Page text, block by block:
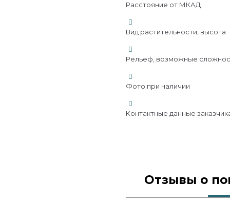
Расстояние от МКАД
Вид растительности, высота
Рельеф, возможные
Фото при наличии
Контактные данные
Отзывы о